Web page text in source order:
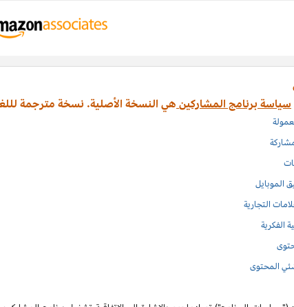
سياسة برنامج المشاركين هي النسخة الأصلية. نسخة مترجمة
الموبايل
التجارية
الفكرية
المحتوى